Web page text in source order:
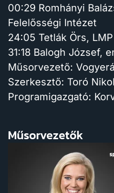
00:29 Romhányi
Felelősségi Intézet
24:05 Tetlák Örs, LMP
31:18 Balogh József,
Műsorvezető:
Szerkesztő: Toró
Programigazgató:
Műsorvezetők